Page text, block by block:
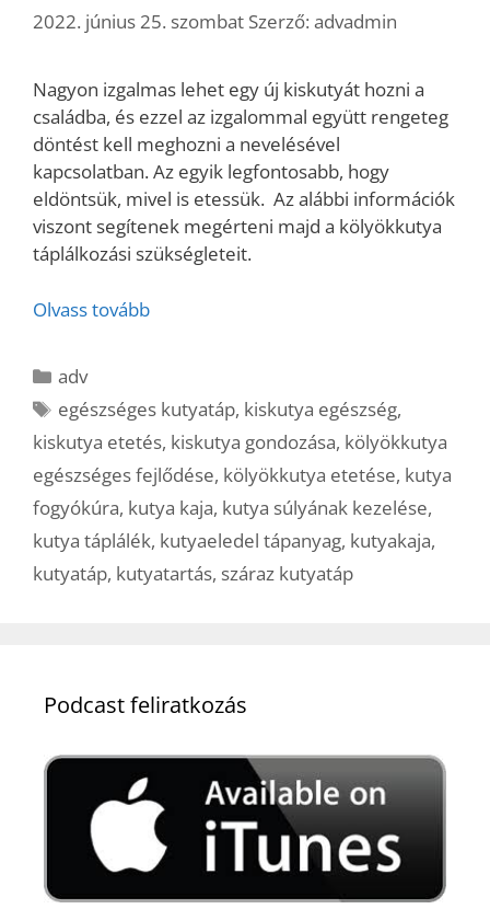
2022. június 25. szombat Szerző: advadmin
Nagyon izgalmas lehet egy új kiskutyát hozni a
családba, és ezzel az izgalommal együtt rengeteg
döntést kell meghozni a nevelésével
kapcsolatban. Az egyik legfontosabb, hogy
eldöntsük, mivel is etessük. Az alábbi információk
viszont segítenek megérteni majd a kölyökkutya
táplálkozási szükségleteit.
Olvass tovább
Kategória
adv
Címkék
egészséges kutyatáp, kiskutya egészség,
kiskutya etetés, kiskutya gondozása, kölyökkutya
egészséges fejlődése, kölyökkutya etetése, kutya
fogyókúra, kutya kaja, kutya súlyának kezelése,
kutya táplálék, kutyaeledel tápanyag, kutyakaja,
kutyatáp, kutyatartás, száraz kutyatáp
Podcast feliratkozás